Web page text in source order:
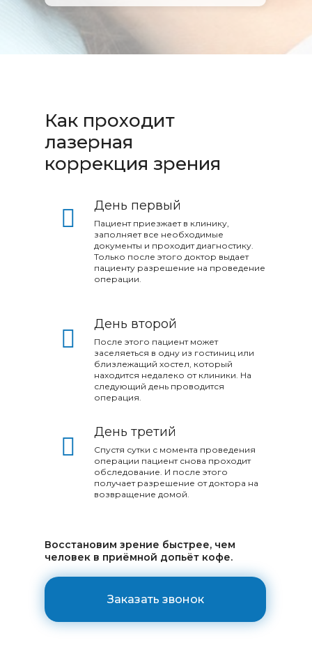
Как проходит
лазерная
коррекция зрения
День первый
Пациент приезжает в клинику,
заполняет все необходимые
документы и проходит диагностику.
Только после этого доктор выдает
пациенту разрешение на проведение
операции.​​​​​​​
День второй
После этого пациент может
заселяеться в одну из гостиниц или
близлежащий хостел, который
находится недалеко от клиники. На
следующий день проводится
операция.​​
День третий
Спустя сутки с момента проведения
операции пациент снова проходит
обследование. И после этого
получает разрешение от доктора на
возвращение домой.​​​​​​​
Заказать звонок
Восстановим зрение быстрее, чем
человек в приёмной допьёт кофе.